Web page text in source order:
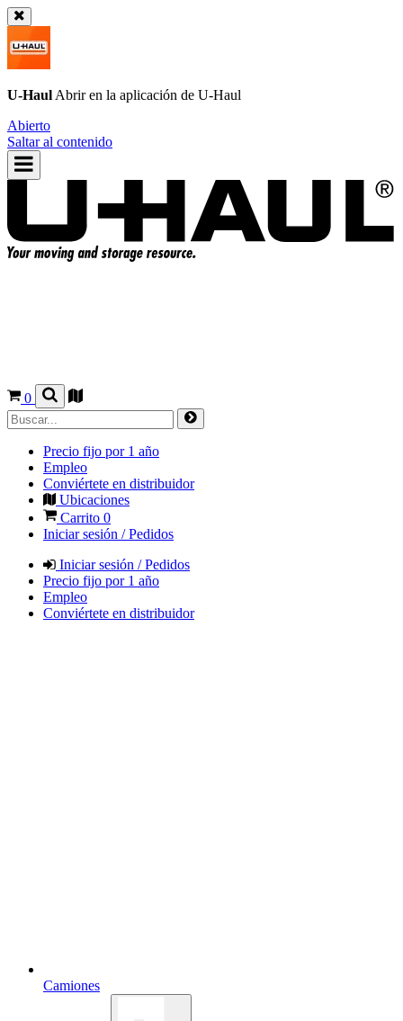
U-Haul Abrir en la aplicación de U-Haul
Abierto
Saltar al contenido
0
Precio fijo por 1 año
Empleo
Conviértete en distribuidor
Ubicaciones
Carrito 0
Iniciar sesión / Pedidos
Iniciar sesión / Pedidos
Precio fijo por 1 año
Empleo
Conviértete en distribuidor
Camiones